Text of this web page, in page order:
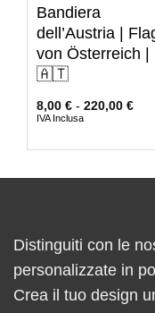
Bandiera
dell’Austria |
von Österreich |
🇦🇹
8,00 € - 220,00 €
IVA Inclusa
Distinguiti con le
personalizzate in
Crea il tuo design